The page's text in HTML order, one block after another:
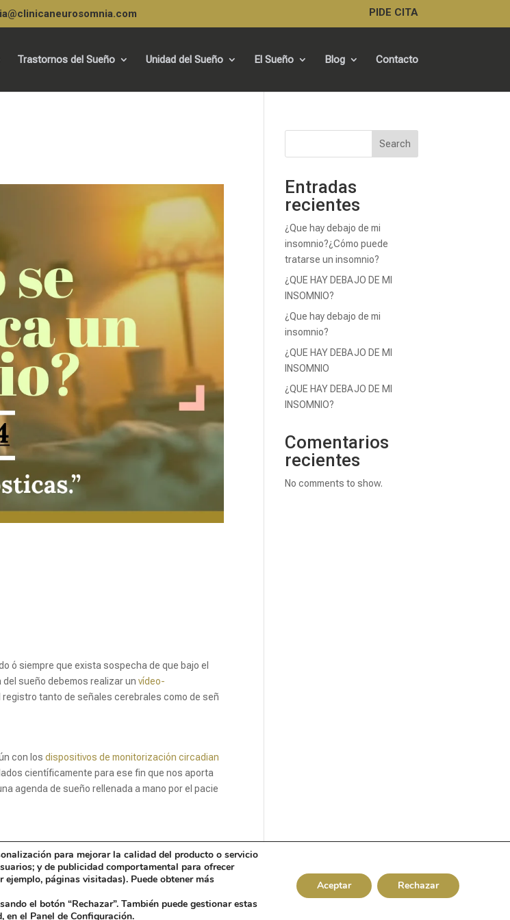
PIDE CITA
Trastornos del Sueño Unidad del Sueño El Sueño Blog Contacto
ó siempre que exista sospecha de que bajo el
sueño debemos realizar unvídeo-
tanto de señales cerebrales como de señ
con los dispositivos de monitorización circadian
científicamente para ese fin que nos aporta
agenda de sueño rellenada a mano por el pacie
Search
Entradas
recientes
¿Que hay debajo de mi
insomnio?¿Cómo puede
tratarse un insomnio?
¿QUE HAY DEBAJO DE MI
INSOMNIO?
¿Que hay debajo de mi
insomnio?
¿QUE HAY DEBAJO DE MI
INSOMNIO
¿QUE HAY DEBAJO DE MI
INSOMNIO?
Comentarios
recientes
No comments to show.
para mejorar la calidad del producto o servicio
y de publicidad comportamental para ofrecer
páginas visitadas). Puede obtener más
el botón “Rechazar”. También puede gestionar estas
en el Panel de Configuración.
Aceptar Rechazar